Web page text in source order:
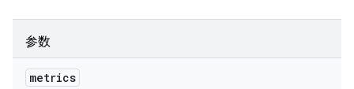
参数
metrics